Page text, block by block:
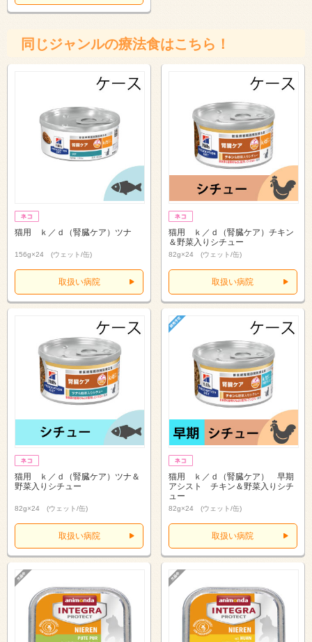
同じジャンルの療法食はこちら！
猫用 ｋ／ｄ（腎臓ケア）ツナ
156g×24 (ウェット/缶)
取扱い病院
猫用 ｋ／ｄ（腎臓ケア）チキン
＆野菜入りシチュー
82g×24 (ウェット/缶)
取扱い病院
猫用 ｋ／ｄ（腎臓ケア）ツナ＆
野菜入りシチュー
82g×24 (ウェット/缶)
取扱い病院
猫用 ｋ／ｄ（腎臓ケア） 早期
アシスト チキン＆野菜入りシチ
ュー
82g×24 (ウェット/缶)
取扱い病院